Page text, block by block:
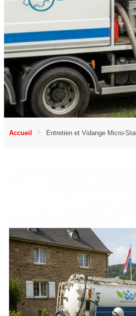
Accueil Entretien et Vidange Micro-